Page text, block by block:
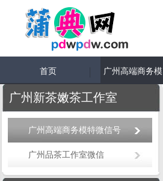
首页 广州高端商务模
特微信号
广州新茶嫩茶工作室
广州高端商务模特微信号
广州品茶工作室微信